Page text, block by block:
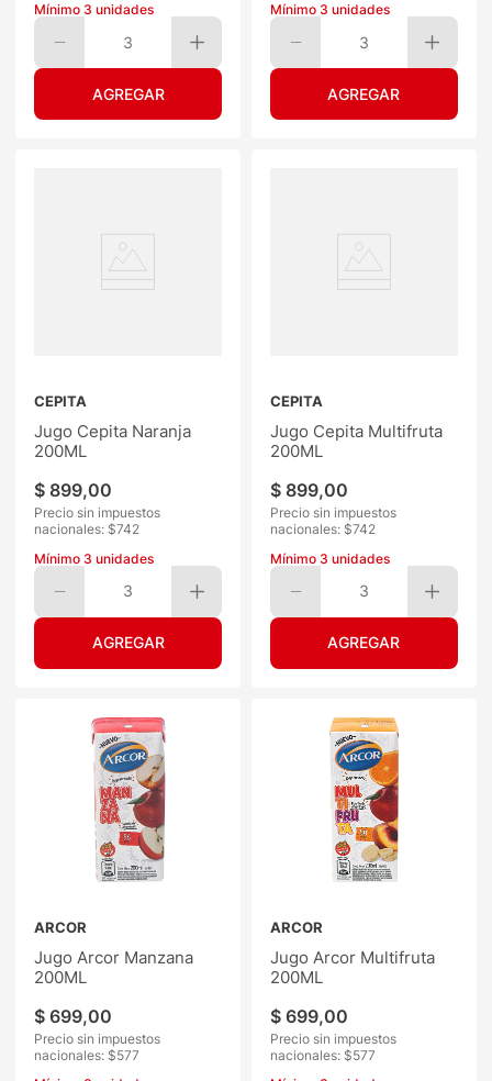
Mínimo 3 unidades
3
Mínimo 3 unidades
3
CEPITA
Jugo Cepita Naranja
200ML
$ 899,00
Precio sin impuestos
nacionales: $742
Mínimo 3 unidades
3
CEPITA
Jugo Cepita Multifruta
200ML
$ 899,00
Precio sin impuestos
nacionales: $742
Mínimo 3 unidades
3
ARCOR
Jugo Arcor Manzana
200ML
$ 699,00
Precio sin impuestos
nacionales: $577
ARCOR
Jugo Arcor Multifruta
200ML
$ 699,00
Precio sin impuestos
nacionales: $577